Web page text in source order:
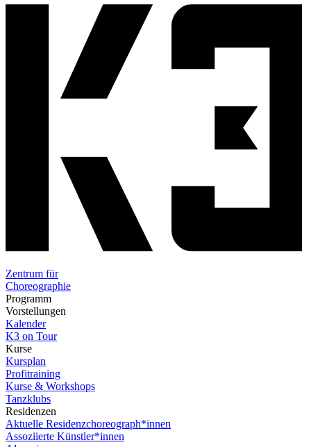
Zentrum für
Choreographie
Programm
Vorstellungen
Kalender
K3 on Tour
Kurse
Kursplan
Profitraining
Kurse & Workshops
Tanzklubs
Residenzen
Aktuelle Residenzchoreograph*innen
Assoziierte Künstler*innen